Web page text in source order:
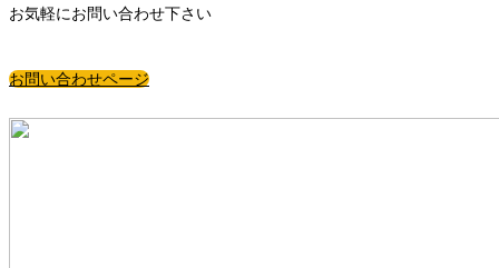
お気軽にお問い合わせ下さい
お問い合わせページ